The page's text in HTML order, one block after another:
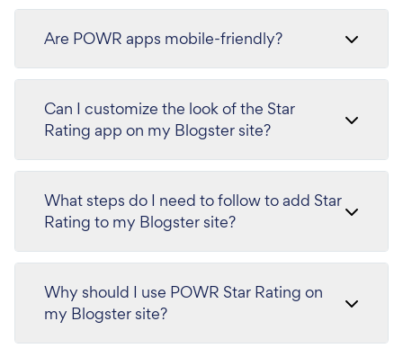
Are POWR apps mobile-friendly?
Can I customize the look of the Star
Rating app on my Blogster site?
What steps do I need to follow to add Star
Rating to my Blogster site?
Why should I use POWR Star Rating on
my Blogster site?